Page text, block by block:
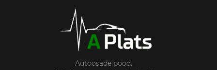
Autoosade pood.